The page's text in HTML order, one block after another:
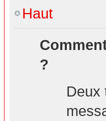
Haut
?
Deux